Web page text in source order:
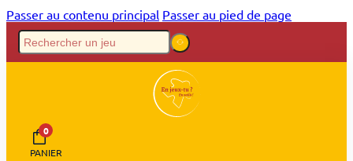
Passer au contenu principal Passer au pied de page
0
PANIER